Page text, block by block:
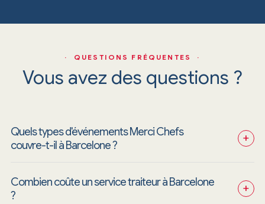
· QUESTIONS FRÉQUENTES ·
Vous avez des questions ?
Quels types d'événements Merci Chefs
couvre-t-il à Barcelone ?
+
Combien coûte un service traiteur à Barcelone
?
+